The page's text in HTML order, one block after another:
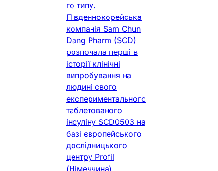
го типу.
Південнокорейська
компанія Sam Chun
Dang Pharm (SCD)
розпочала перші в
історії клінічні
випробування на
людині свого
експериментального
таблетованого
інсуліну SCD0503 на
базі європейського
дослідницького
центру Profil
(Німеччина).